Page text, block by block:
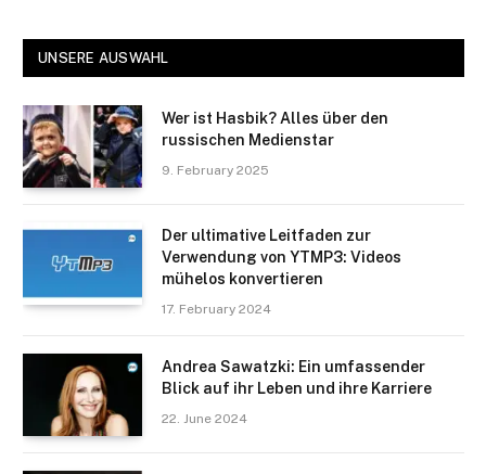
UNSERE AUSWAHL
Wer ist Hasbik? Alles über den
russischen Medienstar
9. February 2025
Der ultimative Leitfaden zur
Verwendung von YTMP3: Videos
mühelos konvertieren
17. February 2024
Andrea Sawatzki: Ein umfassender
Blick auf ihr Leben und ihre Karriere
22. June 2024